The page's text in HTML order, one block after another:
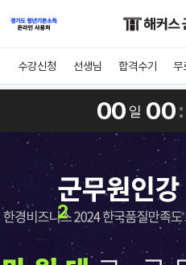
수강신청 선생님 합격수기 무
00 일 00:
2